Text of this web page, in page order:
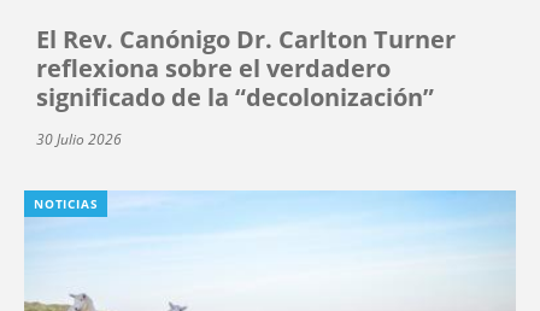
El Rev. Canónigo Dr. Carlton Turner
reflexiona sobre el verdadero
significado de la “decolonización”
30 Julio 2026
NOTICIAS